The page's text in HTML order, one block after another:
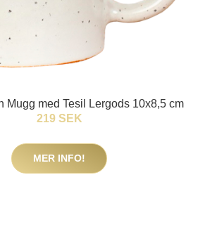
Mugg med Tesil Lergods 10x8,5 cm
219 SEK
MER INFO!